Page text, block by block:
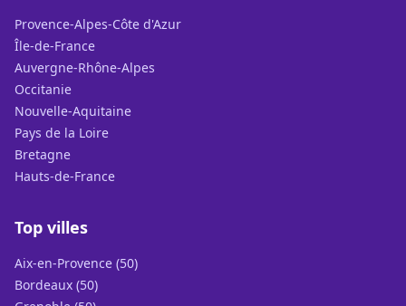
Provence-Alpes-Côte d'Azur
Île-de-France
Auvergne-Rhône-Alpes
Occitanie
Nouvelle-Aquitaine
Pays de la Loire
Bretagne
Hauts-de-France
Top villes
Aix-en-Provence (50)
Bordeaux (50)